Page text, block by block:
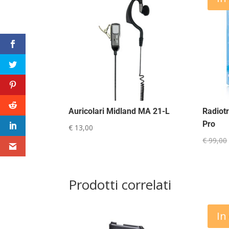
Auricolari Midland MA 21-L
€ 13,00
Pro
€99,00
Prodotti correlati